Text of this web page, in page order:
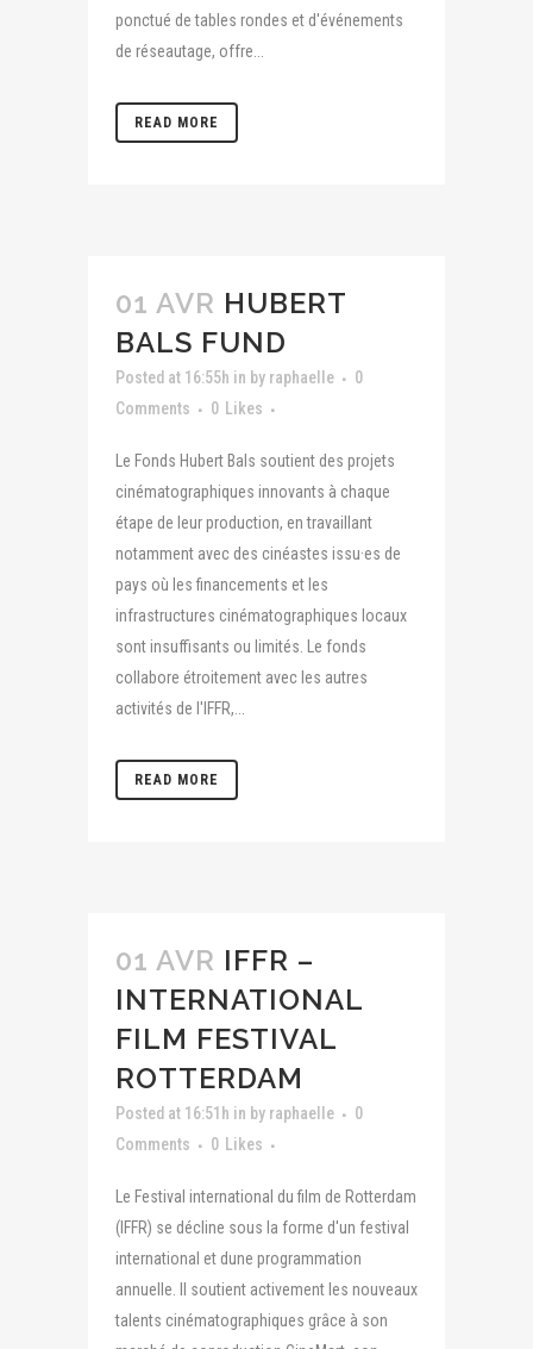
ponctué de tables rondes et d'événements
de réseautage, offre...
READ MORE
01 AVR HUBERT
BALS FUND
Posted at 16:55h in by raphaelle
0
Comments
0 Likes
Le Fonds Hubert Bals soutient des projets
cinématographiques innovants à chaque
étape de leur production, en travaillant
notamment avec des cinéastes issu·es de
pays où les financements et les
infrastructures cinématographiques locaux
sont insuffisants ou limités. Le fonds
collabore étroitement avec les autres
activités de l'IFFR,...
READ MORE
01 AVR IFFR –
INTERNATIONAL
FILM FESTIVAL
ROTTERDAM
Posted at 16:51h in by raphaelle
0
Comments
0 Likes
Le Festival international du film de Rotterdam
(IFFR) se décline sous la forme d'un festival
international et dune programmation
annuelle. Il soutient activement les nouveaux
talents cinématographiques grâce à son